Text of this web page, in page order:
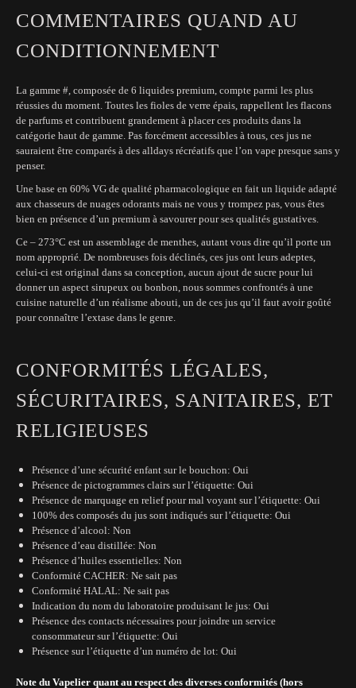
COMMENTAIRES QUAND AU
CONDITIONNEMENT
La gamme #, composée de 6 liquides premium, compte parmi les plus
réussies du moment. Toutes les fioles de verre épais, rappellent les flacons
de parfums et contribuent grandement à placer ces produits dans la
catégorie haut de gamme. Pas forcément accessibles à tous, ces jus ne
sauraient être comparés à des alldays récréatifs que l’on vape presque sans y
penser.
Une base en 60% VG de qualité pharmacologique en fait un liquide adapté
aux chasseurs de nuages odorants mais ne vous y trompez pas, vous êtes
bien en présence d’un premium à savourer pour ses qualités gustatives.
Ce – 273°C est un assemblage de menthes, autant vous dire qu’il porte un
nom approprié. De nombreuses fois déclinés, ces jus ont leurs adeptes,
celui-ci est original dans sa conception, aucun ajout de sucre pour lui
donner un aspect sirupeux ou bonbon, nous sommes confrontés à une
cuisine naturelle d’un réalisme abouti, un de ces jus qu’il faut avoir goûté
pour connaître l’extase dans le genre.
CONFORMITÉS LÉGALES,
SÉCURITAIRES, SANITAIRES, ET
RELIGIEUSES
Présence d’une sécurité enfant sur le bouchon: Oui
Présence de pictogrammes clairs sur l’étiquette: Oui
Présence de marquage en relief pour mal voyant sur l’étiquette: Oui
100% des composés du jus sont indiqués sur l’étiquette: Oui
Présence d’alcool: Non
Présence d’eau distillée: Non
Présence d’huiles essentielles: Non
Conformité CACHER: Ne sait pas
Conformité HALAL: Ne sait pas
Indication du nom du laboratoire produisant le jus: Oui
Présence des contacts nécessaires pour joindre un service
consommateur sur l’étiquette: Oui
Présence sur l’étiquette d’un numéro de lot: Oui
Note du Vapelier quant au respect des diverses conformités (hors